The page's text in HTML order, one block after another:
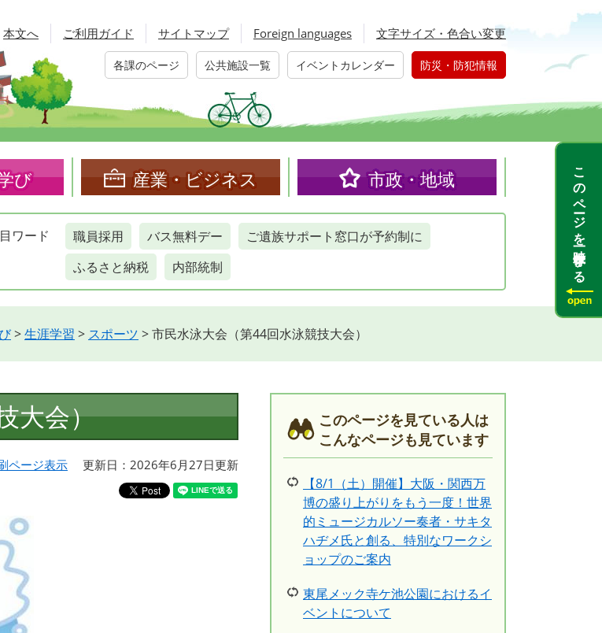
本文へ ご利用ガイド サイトマップ Foreign languages 文字サイズ・色合い変更
各課のページ 公共施設一覧 イベントカレンダー 防災・防犯情報
び 産業・ビジネス 市政・地域
ワード 職員採用 バス無料デー
ご遺族サポート窓口が予約制に
ふるさと納税
内部統制
>生涯学習 > スポーツ >市民水泳大会（第44回水泳競技大会）
大会）
ページ表示 更新日：2026年6月27日更新
このページを見ている人は
こんなページも見ています
【8/1（土）開催】大阪・関西万
博の盛り上がりをもう一度！世界
的ミュージカルソー奏者・サキタ
ハヂメ氏と創る、特別なワークシ
ョップのご案内
東尾メック寺ケ池公園におけるイ
ベントについて
このページを一時保存する